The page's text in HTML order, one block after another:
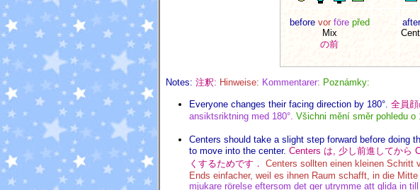
before vor före před
Mix
の前
after
Notes: 注釈: Hinweise: Kommentarer: Poznámky:
Everyone changes their facing direction by 180°. 全員
ansiktsriktning med 180°. Všichni mění směr pohledu o
Centers should take a slight step forward before doing
to move into the center. Centers は, 少し前進してから
くするためです． Centers sollten einen kleinen Schritt
Ends einfacher, weil es ihnen Raum schafft, in die
mjukare rörelse eftersom det ger utrymme att glida in till